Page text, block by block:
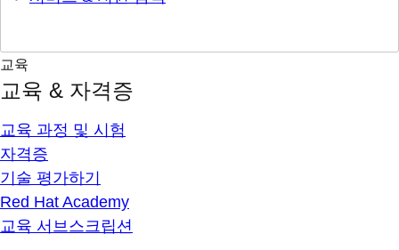
교육
교육 & 자격증
교육 과정 및 시험
자격증
기술 평가하기
Red Hat Academy
교육 서브스크립션